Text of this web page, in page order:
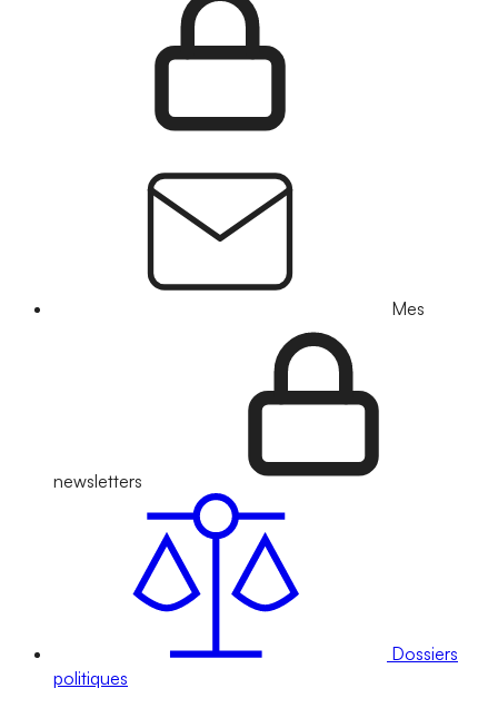
Mes
newsletters
Dossiers
politiques